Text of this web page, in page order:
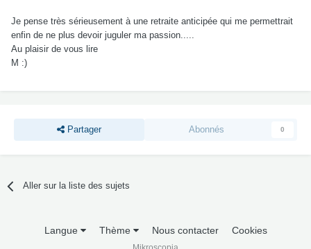
Je pense très sérieusement à une retraite anticipée qui me permettrait
enfin de ne plus devoir juguler ma passion.....
Au plaisir de vous lire
M :)
Partager Abonnés 0
Aller sur la liste des sujets
Langue Thème Nous contacter Cookies